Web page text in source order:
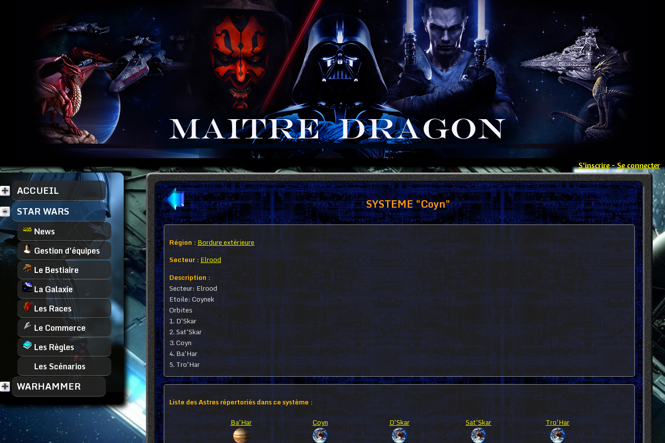
ACCUEIL
STAR WARS
News
Gestion d'équipes
Le Bestiaire
La Galaxie
Les Races
Le Commerce
Les Règles
Les Scénarios
WARHAMMER
S'inscrire-Se connecter
SYSTEME "Coyn"
Région : Bordure extérieure
Secteur : Elrood
Description :
Secteur: Elrood
Etoile: Coynek
Orbites
1. D'Skar
2. Sat'Skar
3. Coyn
4. Ba'Har
5. Tro'Har
Liste des Astres répertoriés dans ce système :
Ba'Har
Coyn D'Skar Sat'Skar Tro'Har